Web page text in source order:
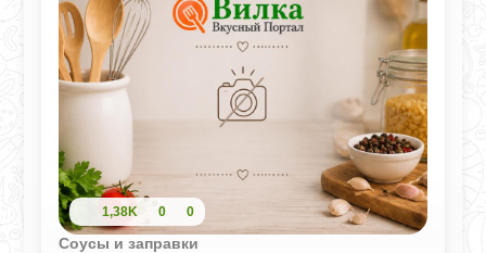
1,38K 0 0
Соусы и заправки